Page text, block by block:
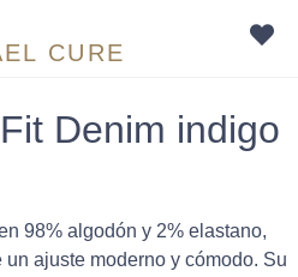
CURE
Denim indigo
98% algodón y 2% elastano,
ajuste moderno y cómodo. Su